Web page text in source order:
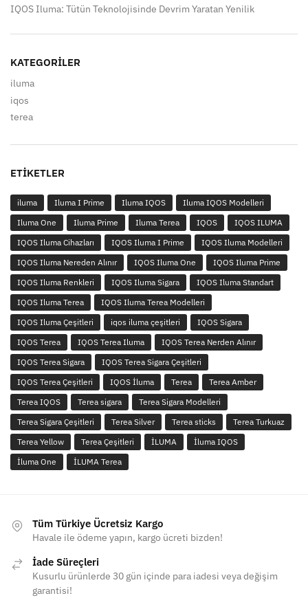
IQOS Iluma: Tütün Teknolojisinde Devrim Yaratan Yenilik
KATEGORILER
iluma
iqos
terea
ETIKETLER
iluma Iluma I Prime Iluma IQOS
Iluma IQOS Modelleri
Iluma One
Iluma Prime Iluma Terea IQOS
IQOS ILUMA
IQOS Iluma Cihazları
IQOS Iluma I Prime
IQOS Iluma Modelleri
IQOS Iluma Nereden Alınır
IQOS Iluma One
IQOS Iluma Prime
IQOS Iluma Renkleri
IQOS Iluma Sigara
IQOS Iluma Standart
IQOS Iluma Terea
IQOS Iluma Terea Modelleri
IQOS Iluma Çeşitleri
iqos iluma çeşitleri
IQOS Sigara
IQOS Terea
IQOS Terea Iluma
IQOS Terea Nerden Alınır
IQOS Terea Sigara
IQOS Terea Sigara Çeşitleri
IQOS Terea Çeşitleri
IQOS İluma Terea
Terea Amber
Terea IQOS
Terea sigara
Terea Sigara Modelleri
Terea Sigara Çeşitleri
Terea Silver Terea sticks
Terea Turkuaz
Terea Yellow
Terea Çeşitleri İLUMA
İluma IQOS
İluma One
İLUMA Terea
Tüm Türkiye Ücretsiz Kargo
Havale ile ödeme yapın, kargo ücreti bizden!
İade Süreçleri
Kusurlu ürünlerde 30 gün içinde para iadesi veya değişim
garantisi!